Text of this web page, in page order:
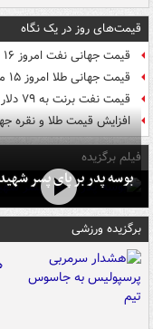
قیمت‌های روز در یک نگاه
قیمت جهانی نفت امروز ۱۶ مرداد
قیمت جهانی طلا امروز ۱۵ مرداد
قیمت نفت برنت به ۷۹ دلار رسید
افزایش قیمت طلا و نقره
فیلم برگزیده
بوسه‌ پدر بر پای پسر
برگزیده ورزشی